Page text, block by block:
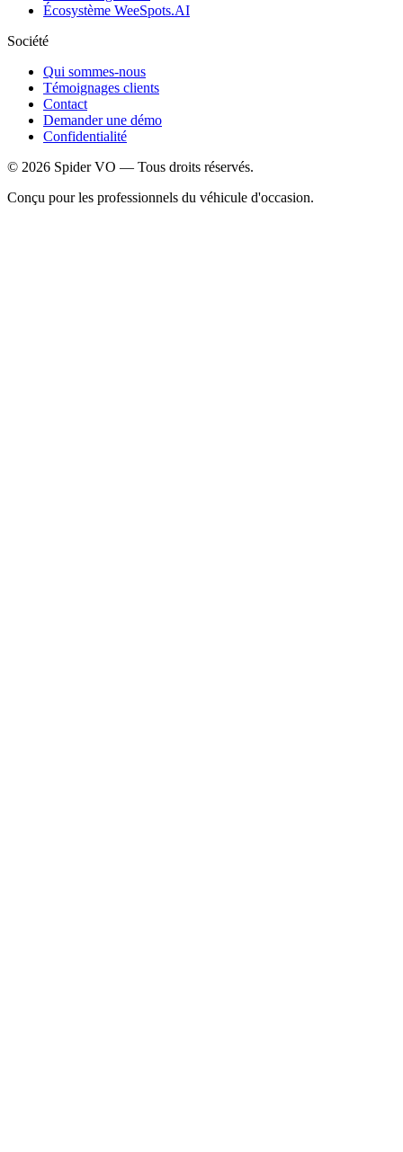
Écosystème WeeSpots.AI
Société
Qui sommes-nous
Témoignages clients
Contact
Demander une démo
Confidentialité
© 2026 Spider VO — Tous droits réservés.
Conçu pour les professionnels du véhicule d'occasion.